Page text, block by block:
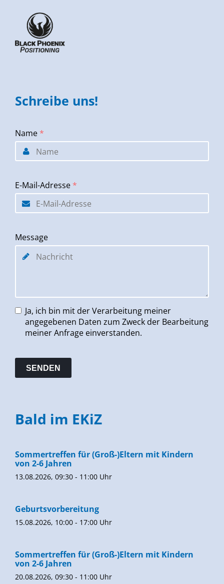
Schreibe uns!
Name *
E-Mail-Adresse *
Message
Ja, ich bin mit der Verarbeitung meiner
angegebenen Daten zum Zweck der Bearbeitung
meiner Anfrage einverstanden.
Bald im EKiZ
Sommertreffen für (Groß-)Eltern mit Kindern
von 2-6 Jahren
13.08.2026, 09:30 - 11:00 Uhr
Geburtsvorbereitung
15.08.2026, 10:00 - 17:00 Uhr
Sommertreffen für (Groß-)Eltern mit Kindern
von 2-6 Jahren
20.08.2026, 09:30 - 11:00 Uhr